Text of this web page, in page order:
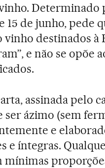
de junho, pede
vinho destinados à
e não se opõe
assinada pelo
ser ázimo (sem
e
e íntegras.